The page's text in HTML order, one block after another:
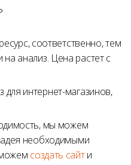
соответственно, тем
анализ. Цена растет с
интернет-магазинов,
мы можем
необходимыми
создать сайти